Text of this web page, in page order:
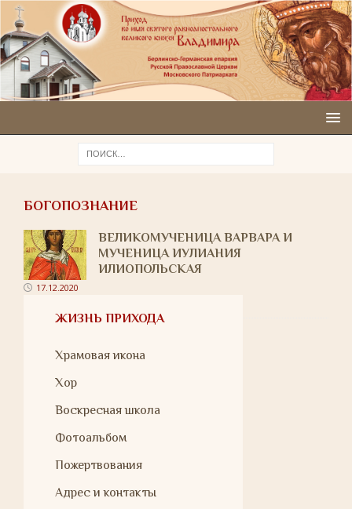
БОГОПОЗНАНИЕ
ВЕЛИКОМУЧЕНИЦА ВАРВАРА И
МУЧЕНИЦА ИУЛИАНИЯ
ИЛИОПОЛЬСКАЯ
17.12.2020
ЖИЗНЬ ПРИХОДА
Храмовая икона
Хор
Воскресная школа
Фотоальбом
Пожертвования
Адрес и контакты